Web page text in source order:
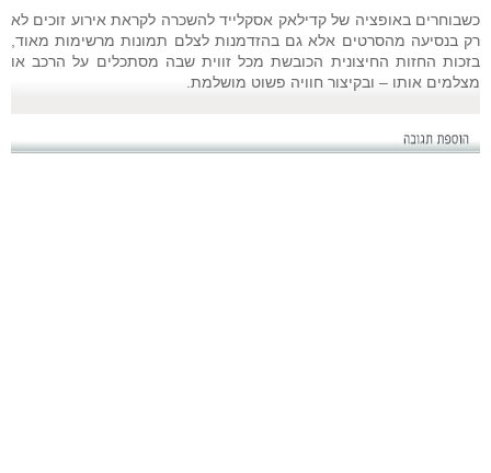
כשבוחרים באופציה של קדילאק אסקלייד להשכרה לקראת אירוע זוכים לא
רק בנסיעה מהסרטים אלא גם בהזדמנות לצלם תמונות מרשימות מאוד,
בזכות החזות החיצונית הכובשת מכל זווית שבה מסתכלים על הרכב או
מצלמים אותו – ובקיצור חוויה פשוט מושלמת.